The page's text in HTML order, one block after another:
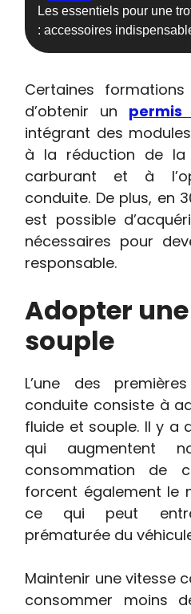
Les essentiels pour une
: accessoires
Certaines
d’obtenir un permis
intégrant des
à la réduction de la
carburant et à
conduite. De plus, en
est possible
nécessaires pour
responsable.
Adopter
souple
L’une des
conduite consiste à
fluide et souple. Il y a
qui augmentent
consommation de
forcent également le
ce qui peut
prématurée du
Maintenir une vitesse
consommer moins